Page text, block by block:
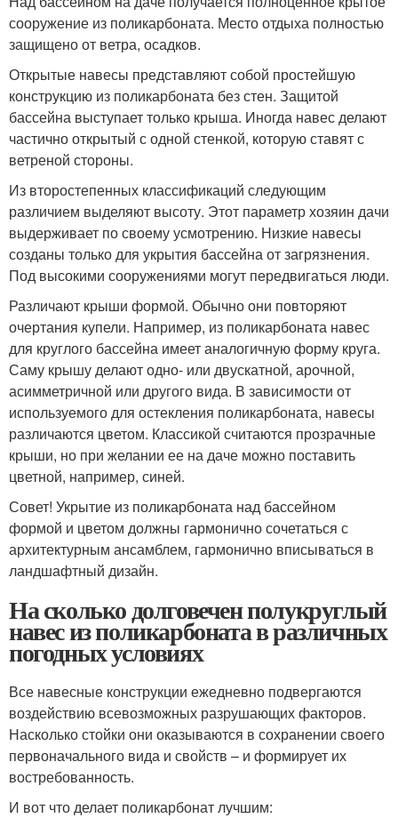
сооружение из поликарбоната. Место отдыха полностью
защищено от ветра, осадков.
Открытые навесы представляют собой простейшую
конструкцию из поликарбоната без стен. Защитой
бассейна выступает только крыша. Иногда навес делают
частично открытый с одной стенкой, которую ставят с
ветреной стороны.
Из второстепенных классификаций следующим
различием выделяют высоту. Этот параметр хозяин дачи
выдерживает по своему усмотрению. Низкие навесы
созданы только для укрытия бассейна от загрязнения.
Под высокими сооружениями могут передвигаться люди.
Различают крыши формой. Обычно они повторяют
очертания купели. Например, из поликарбоната навес
для круглого бассейна имеет аналогичную форму круга.
Саму крышу делают одно- или двускатной, арочной,
асимметричной или другого вида. В зависимости от
используемого для остекления поликарбоната, навесы
различаются цветом. Классикой считаются прозрачные
крыши, но при желании ее на даче можно поставить
цветной, например, синей.
Совет! Укрытие из поликарбоната над бассейном
формой и цветом должны гармонично сочетаться с
архитектурным ансамблем, гармонично вписываться в
ландшафтный дизайн.
На сколько долговечен полукруглый
навес из поликарбоната в различных
погодных условиях
Все навесные конструкции ежедневно подвергаются
воздействию всевозможных разрушающих факторов.
Насколько стойки они оказываются в сохранении своего
первоначального вида и свойств – и формирует их
востребованность.
И вот что делает поликарбонат лучшим: